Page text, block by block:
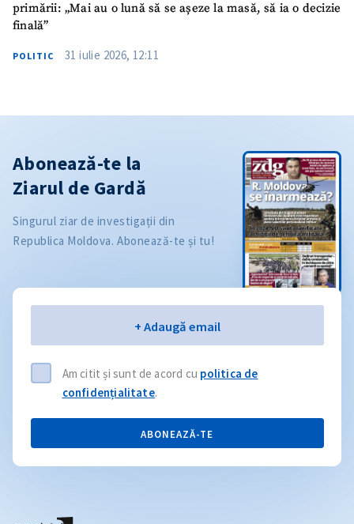
primării: „Mai au o lună să se așeze la masă, să ia o decizie
finală”
POLITIC 31 iulie 2026, 12:11
Abonează-te la
Ziarul de Gardă
Singurul ziar de investigații din
Republica Moldova. Abonează-te și tu!
+ Adaugă email
Am citit și sunt de acord cu politica de
confidențialitate.
ABONEAZĂ-TE